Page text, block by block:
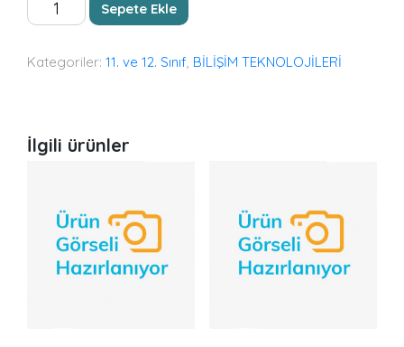
İŞLETİM
adet
Sepete Ekle
Kategoriler: 11. ve 12. Sınıf, BİLİŞİM TEKNOLOJİLERİ
İlgili ürünler